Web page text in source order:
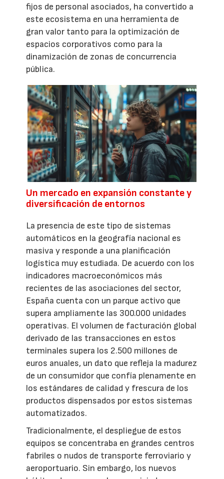
fijos de personal asociados, ha convertido a
este ecosistema en una herramienta de
gran valor tanto para la optimización de
espacios corporativos como para la
dinamización de zonas de concurrencia
pública.
Un mercado en expansión constante y
diversificación de entornos
La presencia de este tipo de sistemas
automáticos en la geografía nacional es
masiva y responde a una planificación
logística muy estudiada. De acuerdo con los
indicadores macroeconómicos más
recientes de las asociaciones del sector,
España cuenta con un parque activo que
supera ampliamente las 300.000 unidades
operativas. El volumen de facturación global
derivado de las transacciones en estos
terminales supera los 2.500 millones de
euros anuales, un dato que refleja la madurez
de un consumidor que confía plenamente en
los estándares de calidad y frescura de los
productos dispensados por estos sistemas
automatizados.
Tradicionalmente, el despliegue de estos
equipos se concentraba en grandes centros
fabriles o nudos de transporte ferroviario y
aeroportuario. Sin embargo, los nuevos